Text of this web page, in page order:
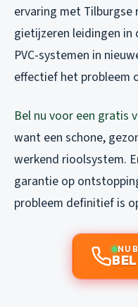
ervaring met Tilburgse
gietijzeren leidingen
PVC-systemen in
effectief het probleem
Bel nu voor een gratis
want een schone,
werkend rioolsystem.
garantie op
probleem definitief is
NU